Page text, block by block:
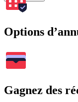
Options
Gagnez des